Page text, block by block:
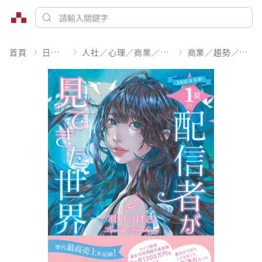
首頁 日文書 人社／心理／商業／其他 商業／趨勢／求職